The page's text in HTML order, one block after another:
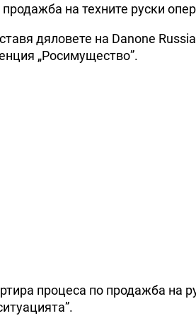
на техните руски
дяловете на Danone
„Росимущество”.
процеса по продажба на